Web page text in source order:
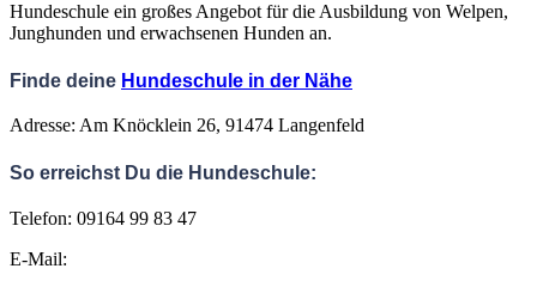
Hundeschule ein großes Angebot für die Ausbildung von Welpen,
Junghunden und erwachsenen Hunden an.
Finde deine Hundeschule in der Nähe
Adresse: Am Knöcklein 26, 91474 Langenfeld
So erreichst Du die Hundeschule:
Telefon: 09164 99 83 47
E-Mail: